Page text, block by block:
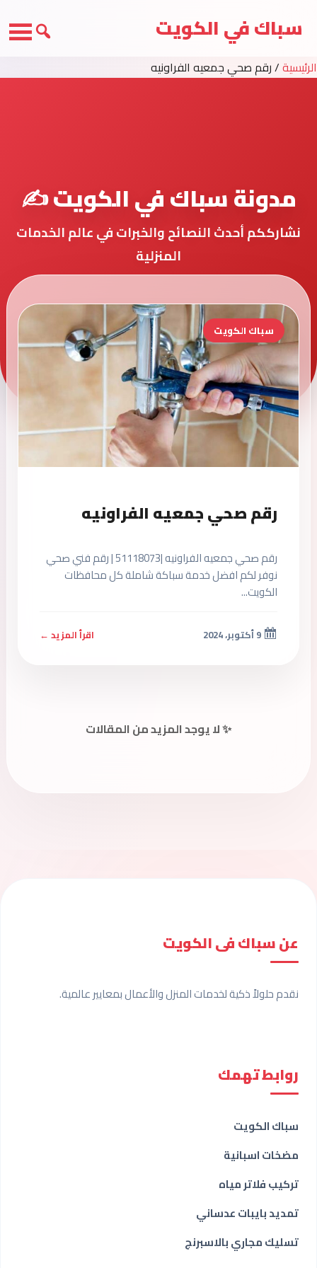
سباك في الكويت
الرئيسية/رقم صحي جمعيه الفراونيه
مدونة سباك في الكويت ✍️
نشارككم أحدث النصائح والخبرات في عالم الخدمات
المنزلية
سباك الكويت
رقم صحي جمعيه الفراونيه
رقم صحي جمعيه الفراونيه |51118073 | رقم فني صحي
نوفر لكم افضل خدمة سباكة شاملة كل محافظات
الكويت...
اقرأ المزيد ←
✨ لا يوجد المزيد من المقالات
عن سباك فى الكويت
نقدم حلولاً ذكية لخدمات المنزل والأعمال بمعايير عالمية.
روابط تهمك
سباك الكويت
مضخات اسبانية
تركيب فلاتر مياه
تمديد بايبات عدساني
تسليك مجاري بالاسبرنج